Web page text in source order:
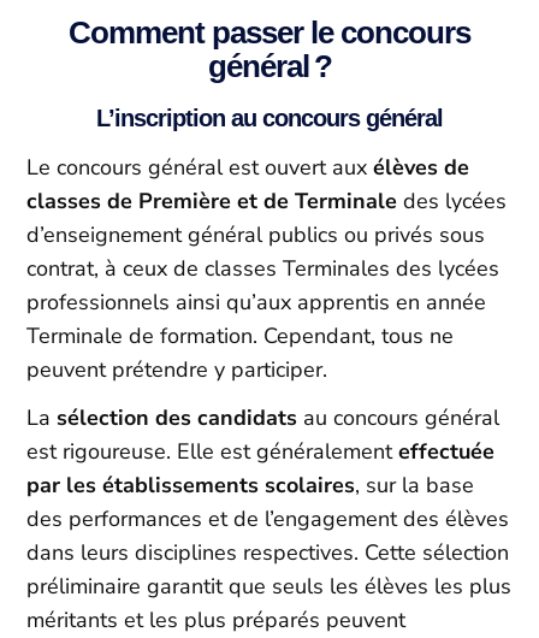
Comment passer le concours
général ?
L’inscription au concours général
Le concours général est ouvert auxélèves de
classes de Première et de Terminale des lycées
d’enseignement général publics ou privés sous
contrat, à ceux de classes Terminales des lycées
professionnels ainsi qu’aux apprentis en année
Terminale de formation. Cependant, tous ne
peuvent prétendre y participer.
La sélection des candidats au concours général
est rigoureuse. Elle est généralementeffectuée
par les établissements scolaires, sur la base
des performances et de l’engagement des élèves
dans leurs disciplines respectives. Cette sélection
préliminaire garantit que seuls les élèves les plus
méritants et les plus préparés peuvent